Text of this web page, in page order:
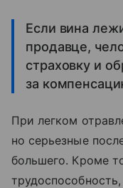
Если вина
продавце,
страховку и
за
При легком
но серьезные
большего. Кроме